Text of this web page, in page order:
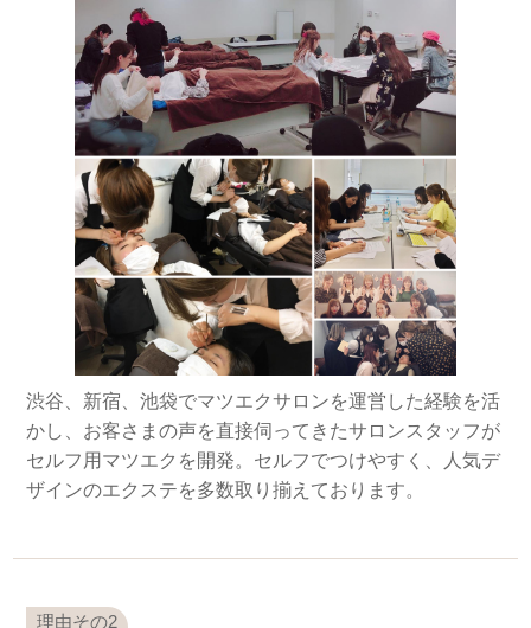
渋谷、新宿、池袋でマツエクサロンを運営した経験を活
かし、お客さまの声を直接伺ってきたサロンスタッフが
セルフ用マツエクを開発。セルフでつけやすく、人気デ
ザインのエクステを多数取り揃えております。